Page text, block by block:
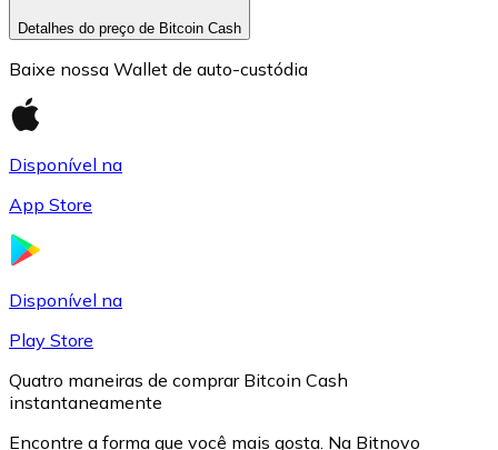
Detalhes do preço de Bitcoin Cash
Baixe nossa Wallet de auto-custódia
Disponível na
App Store
Disponível na
Play Store
Quatro maneiras de comprar Bitcoin Cash
instantaneamente
Encontre a forma que você mais gosta. Na Bitnovo